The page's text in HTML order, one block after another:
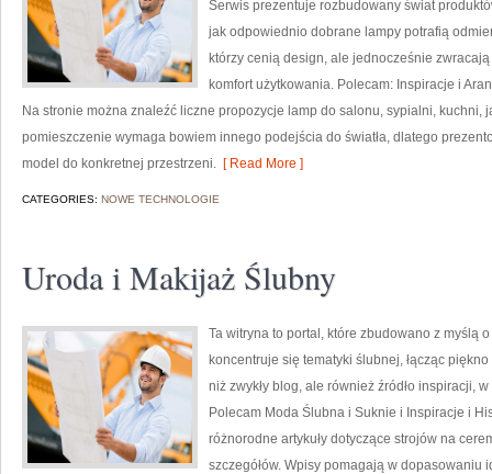
Serwis prezentuje rozbudowany świat
jak odpowiednio dobrane lampy potrafią
którzy cenią design, ale jednocześnie
komfort użytkowania. Polecam: Inspiracje i
Na stronie można znaleźć liczne propozycje lamp do salonu, sypialni, kuchni,
pomieszczenie wymaga bowiem innego podejścia do światła, dlatego
model do konkretnej przestrzeni. [ Read More ]
CATEGORIES: NOWE TECHNOLOGIE
Uroda i Makijaż Ślubny
Ta witryna to portal, które zbudowano z myślą
koncentruje się tematyki ślubnej, łącząc
niż zwykły blog, ale również źródło inspiracji,
Polecam Moda Ślubna i Suknie i Inspiracje i
różnorodne artykuły dotyczące strojów na
szczegółów. Wpisy pomagają w